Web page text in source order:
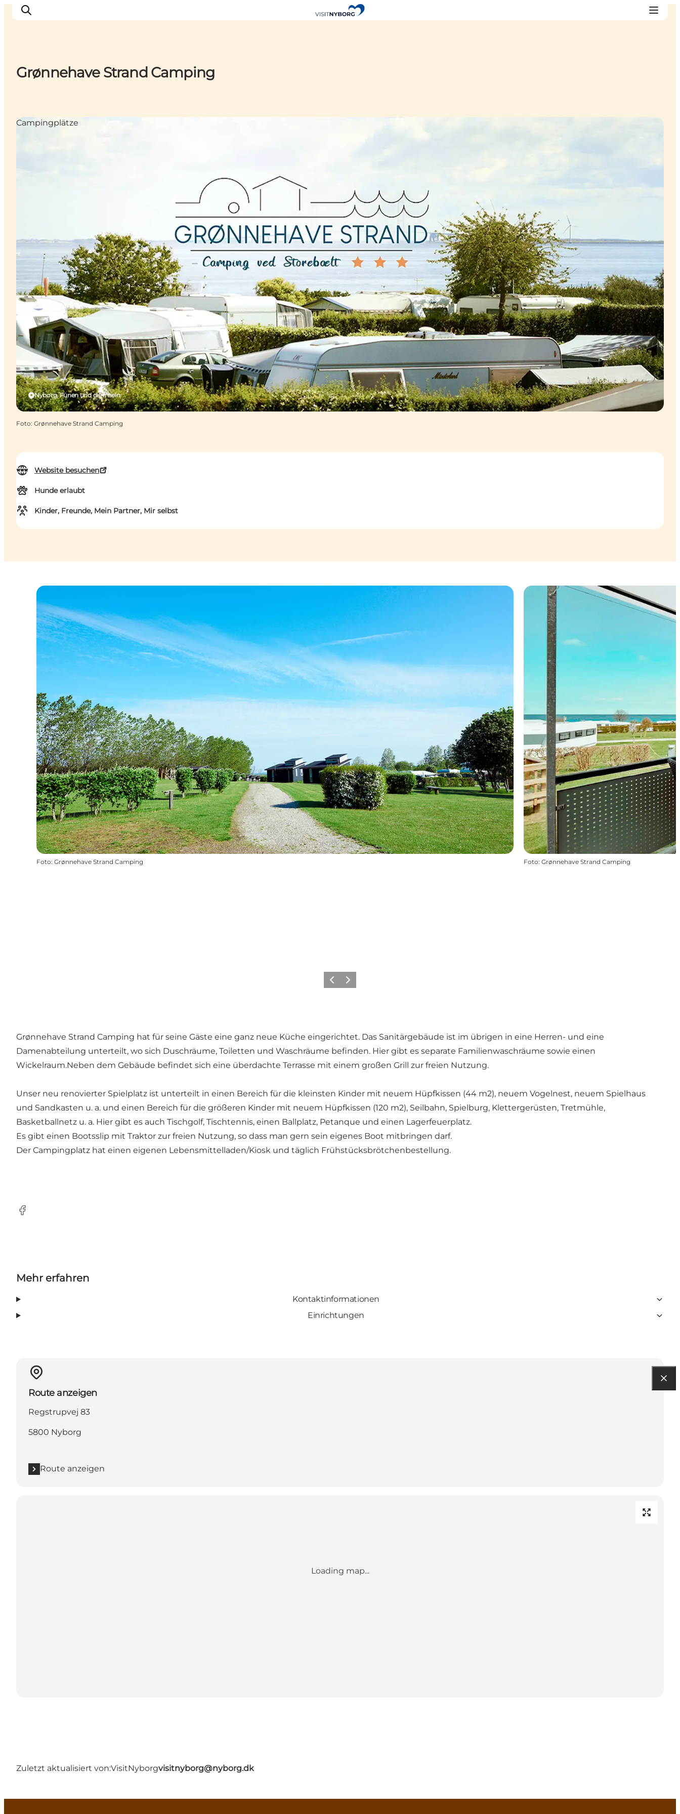
Veranstaltungen
Übernachtung
Grønnehave Strand Camping
Website besuchen
Hunde erlaubt
Kinder, Freunde, Mein Partner, Mir selbst
Nyborg, Fünen und die Inseln
Campingplätze
Foto: Grønnehave Strand Camping
Foto: Grønnehave Strand Camping Foto: Grønnehave Strand Camping
ZurückWeiter
Grønnehave Strand Camping hat für seine Gäste eine ganz neue Küche eingerichtet. Das Sanitärgebäude ist im übrigen in eine Herren- und eine
Damenabteilung unterteilt, wo sich Duschräume, Toiletten und Waschräume befinden. Hier gibt es separate Familienwaschräume sowie einen
Wickelraum.Neben dem Gebäude befindet sich eine überdachte Terrasse mit einem großen Grill zur freien Nutzung.
Unser neu renovierter Spielplatz ist unterteilt in einen Bereich für die kleinsten Kinder mit neuem Hüpfkissen (44 m2), neuem Vogelnest, neuem Spielhaus
und Sandkasten u. a. und einen Bereich für die größeren Kinder mit neuem Hüpfkissen (120 m2), Seilbahn, Spielburg, Klettergerüsten, Tretmühle,
Basketballnetz u. a. Hier gibt es auch Tischgolf, Tischtennis, einen Ballplatz, Petanque und einen Lagerfeuerplatz.
Es gibt einen Bootsslip mit Traktor zur freien Nutzung, so dass man gern sein eigenes Boot mitbringen darf.
Der Campingplatz hat einen eigenen Lebensmittelladen/Kiosk und täglich Frühstücksbrötchenbestellung.
Facebook
Mehr erfahren
Kontaktinformationen
Einrichtungen
Route anzeigen
Regstrupvej 83
5800 Nyborg
Route anzeigen
Loading map...
Zuletzt aktualisiert von:VisitNyborgvisitnyborg@nyborg.dk